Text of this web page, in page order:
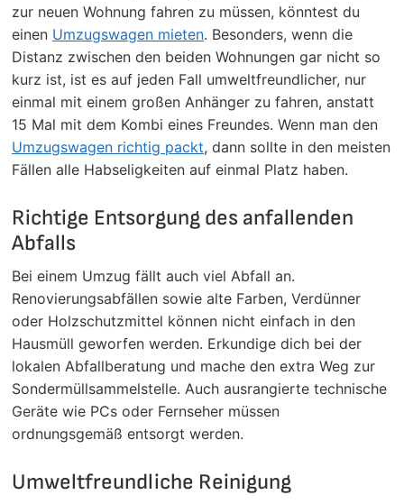
zur neuen Wohnung fahren zu müssen, könntest du
einen Umzugswagen mieten. Besonders, wenn die
Distanz zwischen den beiden Wohnungen gar nicht so
kurz ist, ist es auf jeden Fall umweltfreundlicher, nur
einmal mit einem großen Anhänger zu fahren, anstatt
15 Mal mit dem Kombi eines Freundes. Wenn man den
Umzugswagen richtig packt, dann sollte in den meisten
Fällen alle Habseligkeiten auf einmal Platz haben.
Richtige Entsorgung des anfallenden
Abfalls
Bei einem Umzug fällt auch viel Abfall an.
Renovierungsabfällen sowie alte Farben, Verdünner
oder Holzschutzmittel können nicht einfach in den
Hausmüll geworfen werden. Erkundige dich bei der
lokalen Abfallberatung und mache den extra Weg zur
Sondermüllsammelstelle. Auch ausrangierte technische
Geräte wie PCs oder Fernseher müssen
ordnungsgemäß entsorgt werden.
Umweltfreundliche Reinigung